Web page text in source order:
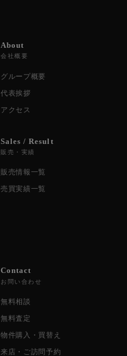
About
会社概要
グループ概要
代表挨拶
アクセス
Sales / Result
販売・実績
販売情報一覧
売買実績一覧
Contact
お問い合わせ
無料相談
無料査定
物件購入・買替え
来店・ご訪問予約